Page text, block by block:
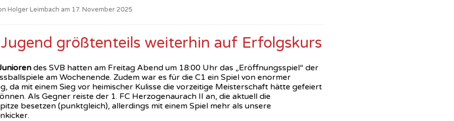
Holger Leimbach am 17. November 2025
größtenteils weiterhin auf Erfolgskurs
des SVB hatten am Freitag Abend um 18:00 Uhr das „Eröffnungsspiel“ der
am Wochenende. Zudem war es für die C1 ein Spiel von enormer
da mit einem Sieg vor heimischer Kulisse die vorzeitige Meisterschaft hätte gefeiert
Als Gegner reiste der 1. FC Herzogenaurach II an, die aktuell die
besetzen (punktgleich), allerdings mit einem Spiel mehr als unsere